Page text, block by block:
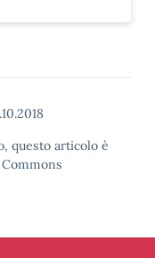
questo articolo è